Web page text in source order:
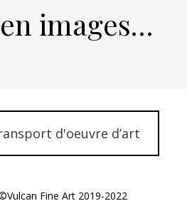
images…
d'oeuvre d’art
Fine Art 2019-2022